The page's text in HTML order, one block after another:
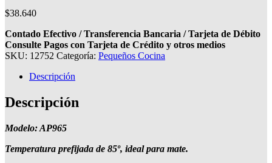
$38.640
Contado Efectivo / Transferencia Bancaria / Tarjeta de Débito
Consulte Pagos con Tarjeta de Crédito y otros medios
SKU: 12752 Categoría: Pequeños Cocina
Descripción
Descripción
Modelo: AP965
Temperatura prefijada de 85º, ideal para mate.